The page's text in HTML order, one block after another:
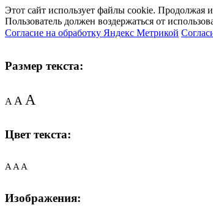
Этот сайт использует файлы cookie. Продолжая
Пользователь должен воздержаться от
Согласие на обработку Яндекс Метрикой
Размер текста:
AAA
Цвет текста:
A A A
Изображения: